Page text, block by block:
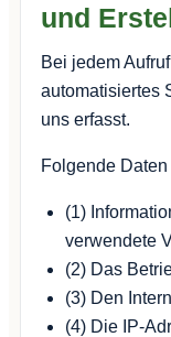
und
Bei jedem
automatisiertes
uns erfasst.
Folgende
(1)
verwendete
(2) Das
(3) Den
(4) Die IP-